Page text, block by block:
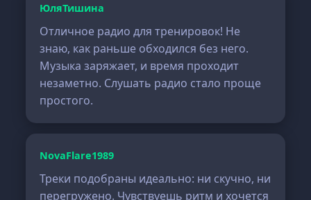
ЮляТишина
Отличное радио для тренировок! Не
знаю, как раньше обходился без него.
Музыка заряжает, и время проходит
незаметно. Слушать радио стало проще
простого.
NovaFlare1989
Треки подобраны идеально: ни скучно, ни
перегружено. Чувствуешь ритм и хочется